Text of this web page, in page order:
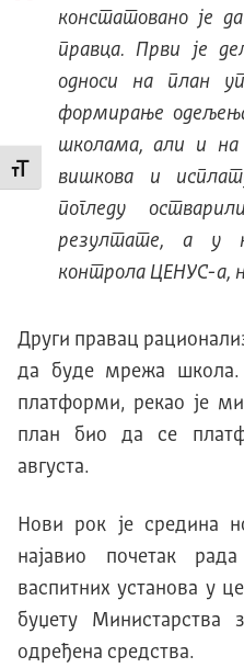
Промени величину слова
констатовано је
правца. Први је
односи на план
формирање
школама, али и на
вишкова и
погледу
резултате, а у
контрола ЦЕНУС-а,
Други правац
да буде мрежа школа.
платформи, рекао је
план био да се
августа.
Нови рок је средина
најавио почетак
васпитних установа у
буџету Министарства
одређена средства.